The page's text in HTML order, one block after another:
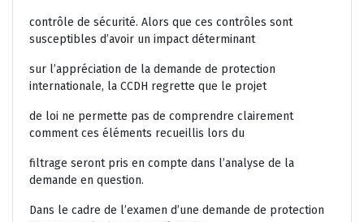
contrôle de sécurité. Alors que ces contrôles sont
susceptibles d’avoir un impact déterminant
sur l’appréciation de la demande de protection
internationale, la CCDH regrette que le projet
de loi ne permette pas de comprendre clairement
comment ces éléments recueillis lors du
filtrage seront pris en compte dans l’analyse de la
demande en question.
Dans le cadre de l’examen d’une demande de protection